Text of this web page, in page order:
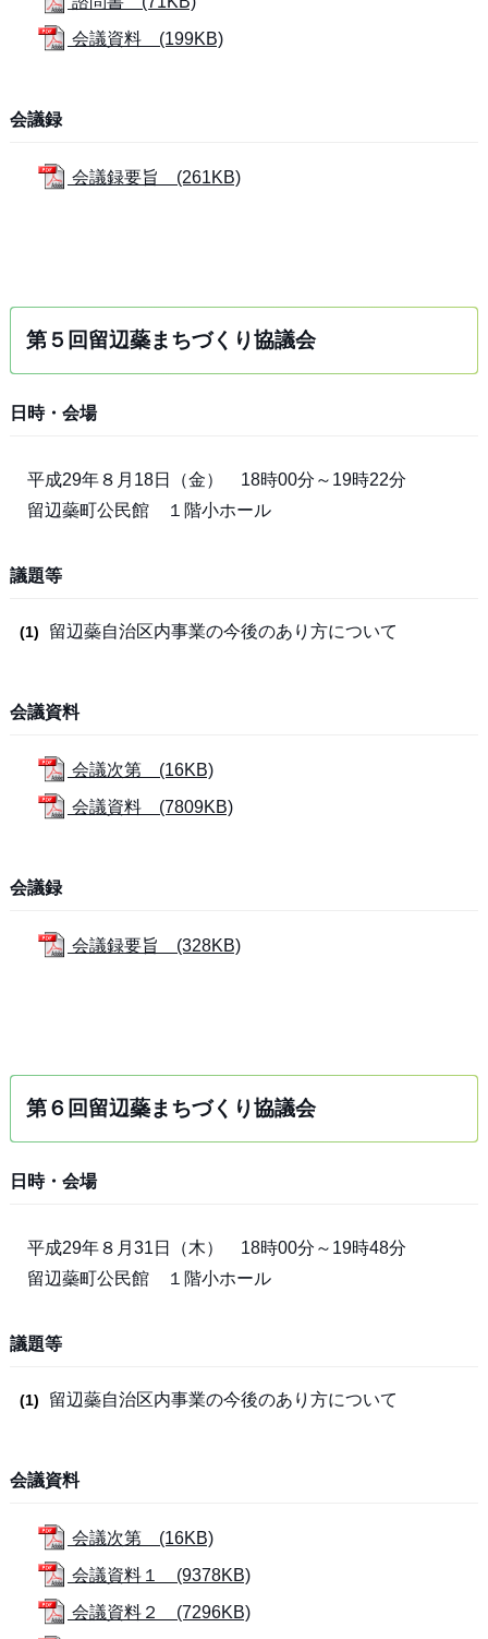
会議資料 (199KB)
会議録
会議録要旨 (261KB)
第５回留辺蘂まちづくり協議会
日時・会場
平成29年８月18日（金） 18時00分～19時22分
留辺蘂町公民館 １階小ホール
議題等
留辺蘂自治区内事業の今後のあり方について
会議資料
会議次第 (16KB)
会議資料 (7809KB)
会議録
会議録要旨 (328KB)
第６回留辺蘂まちづくり協議会
日時・会場
平成29年８月31日（木） 18時00分～19時48分
留辺蘂町公民館 １階小ホール
議題等
留辺蘂自治区内事業の今後のあり方について
会議資料
会議次第 (16KB)
会議資料１ (9378KB)
会議資料２ (7296KB)